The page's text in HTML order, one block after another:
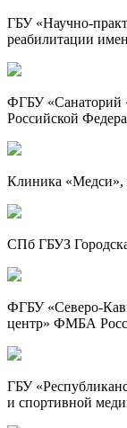
ГБУ «Научно-
реабилитации
ФГБУ «Санаторий
Российской
Клиника «Медси»,
СПб ГБУЗ
ФГБУ «Северо-
центр» ФМБА
ГБУ
и спортивной